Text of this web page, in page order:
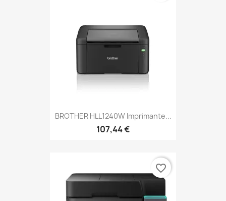
BROTHER HLL1240W Imprimante...
107,44 €
favorite_border